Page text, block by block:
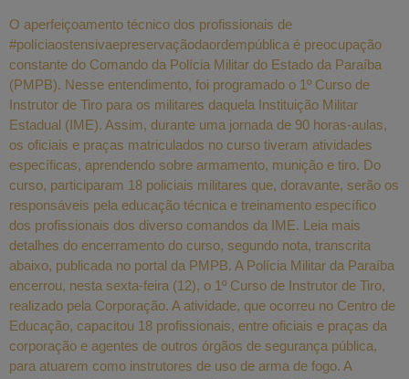
O aperfeiçoamento técnico dos profissionais de
#políciaostensivaepreservaçãodaordempública é preocupação
constante do Comando da Polícia Militar do Estado da Paraíba
(PMPB). Nesse entendimento, foi programado o 1º Curso de
Instrutor de Tiro para os militares daquela Instituição Militar
Estadual (IME). Assim, durante uma jornada de 90 horas-aulas,
os oficiais e praças matriculados no curso tiveram atividades
específicas, aprendendo sobre armamento, munição e tiro. Do
curso, participaram 18 policiais militares que, doravante, serão os
responsáveis pela educação técnica e treinamento específico
dos profissionais dos diverso comandos da IME. Leia mais
detalhes do encerramento do curso, segundo nota, transcrita
abaixo, publicada no portal da PMPB. A Polícia Militar da Paraíba
encerrou, nesta sexta-feira (12), o 1º Curso de Instrutor de Tiro,
realizado pela Corporação. A atividade, que ocorreu no Centro de
Educação, capacitou 18 profissionais, entre oficiais e praças da
corporação e agentes de outros órgãos de segurança pública,
para atuarem como instrutores de uso de arma de fogo. A